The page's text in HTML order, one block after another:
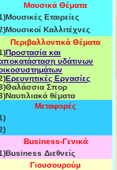
Μουσικά Θέματα
Εταιρείες
Καλλιτέχνες
Περιβαλλοντικά Θέματα
Προστασία και
υδάτινων
Ερευνητικές Εργασίες
Θαλάσσια Σπορ
Ναυτιλιακά θέματα
Mεταφορές
Business-Γενικά
Διεθνείς
Γιουσουρούμ